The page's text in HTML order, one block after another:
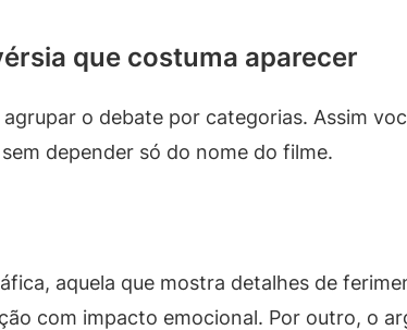
que costuma aparecer
o debate por categorias. Assim
depender só do nome do filme.
aquela que mostra detalhes de
com impacto emocional. Por outro, o